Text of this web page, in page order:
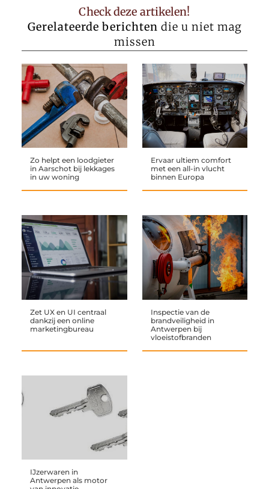
Check deze artikelen!
Gerelateerde berichten die u niet mag
missen
Zo helpt een loodgieter
in Aarschot bij lekkages
in uw woning
Ervaar ultiem comfort
met een all-in vlucht
binnen Europa
Zet UX en UI centraal
dankzij een online
marketingbureau
Inspectie van de
brandveiligheid in
Antwerpen bij
vloeistofbranden
IJzerwaren in
Antwerpen als motor